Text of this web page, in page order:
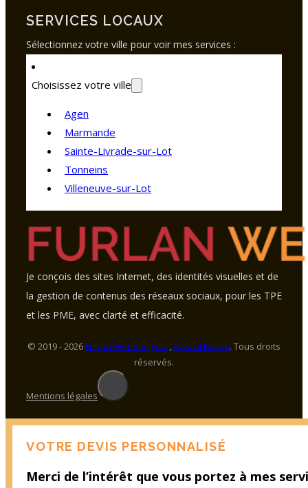
SERVICES LOCAUX
Sélectionnez votre ville pour voir mes services :
Choisissez votre ville
Agen
Marmande
Sainte-Livrade-sur-Lot
Tonneins
Villeneuve-sur-Lot
Je conçois des sites Internet, des identités visuelles et de
la gestion de contenus des réseaux sociaux, pour les TPE
et les PME, avec clarté et efficacité.
© 2019 - 2026Furlan Webdesigner,Pascal Furlan. Tous droits
réservés.
Mentions légales
VOTRE DEVIS PERSONNALISÉ
Merci de l’intérêt que vous portez à mes